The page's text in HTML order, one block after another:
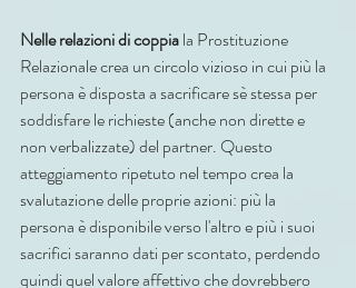
Nellerelazionidicoppia la Prostituzione
Relazionale crea un circolo vizioso in cui più la
persona è disposta a sacrificare sè stessa per
soddisfare le richieste (anche non dirette e
non verbalizzate) del partner. Questo
atteggiamento ripetuto nel tempo crea la
svalutazione delle proprie azioni: più la
persona è disponibile verso l'altro e più i suoi
sacrifici saranno dati per scontato, perdendo
quindi quel valore affettivo che dovrebbero